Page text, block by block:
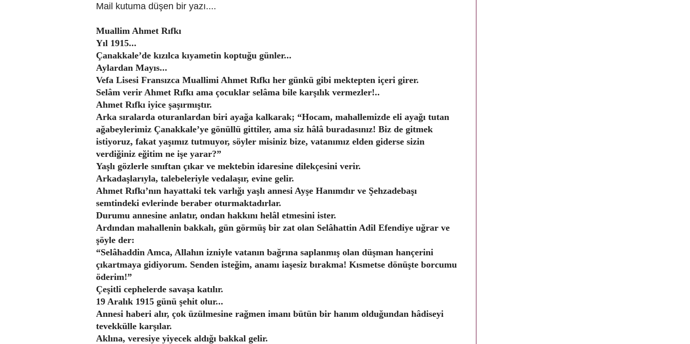
Mail kutuma düşen bir yazı....
Muallim Ahmet Rıfkı
Yıl 1915...
Çanakkale’de kızılca kıyametin koptuğu günler...
Aylardan Mayıs...
Vefa Lisesi Fransızca Muallimi Ahmet Rıfkı her günkü gibi mektepten içeri girer.
Selâm verir Ahmet Rıfkı ama çocuklar selâma bile karşılık vermezler!..
Ahmet Rıfkı iyice şaşırmıştır.
Arka sıralarda oturanlardan biri ayağa kalkarak; “Hocam, mahallemizde eli ayağı tutan
ağabeylerimiz Çanakkale’ye gönüllü gittiler, ama siz hâlâ buradasınız! Biz de gitmek
istiyoruz, fakat yaşımız tutmuyor, söyler misiniz bize, vatanımız elden giderse sizin
verdiğiniz eğitim ne işe yarar?”
Yaşlı gözlerle sınıftan çıkar ve mektebin idaresine dilekçesini verir.
Arkadaşlarıyla, talebeleriyle vedalaşır, evine gelir.
Ahmet Rıfkı’nın hayattaki tek varlığı yaşlı annesi Ayşe Hanımdır ve Şehzadebaşı
semtindeki evlerinde beraber oturmaktadırlar.
Durumu annesine anlatır, ondan hakkını helâl etmesini ister.
Ardından mahallenin bakkalı, gün görmüş bir zat olan Selâhattin Adil Efendiye uğrar ve
şöyle der:
“Selâhaddin Amca, Allahın izniyle vatanın bağrına saplanmış olan düşman hançerini
çıkartmaya gidiyorum. Senden isteğim, anamı iaşesiz bırakma! Kısmetse dönüşte borcumu
öderim!”
Çeşitli cephelerde savaşa katılır.
19 Aralık 1915 günü şehit olur...
Annesi haberi alır, çok üzülmesine rağmen imanı bütün bir hanım olduğundan hâdiseyi
tevekkülle karşılar.
Aklına, veresiye yiyecek aldığı bakkal gelir.